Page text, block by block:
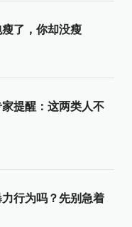
瘦了，你却没瘦
家提醒：这两类人不
力行为吗？先别急着